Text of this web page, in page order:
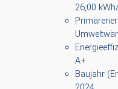
26,00
A+
Baujahr